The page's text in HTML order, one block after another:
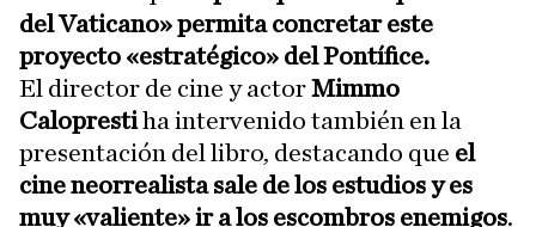
del Vaticano» permita concretar este
proyecto «estratégico» del Pontífice.
El director de cine y actorMimmo
Caloprestiha intervenido también en la
presentación del libro, destacando que el
cine neorrealista sale de los estudios y es
muy «valiente» ir a los escombros enemigos.